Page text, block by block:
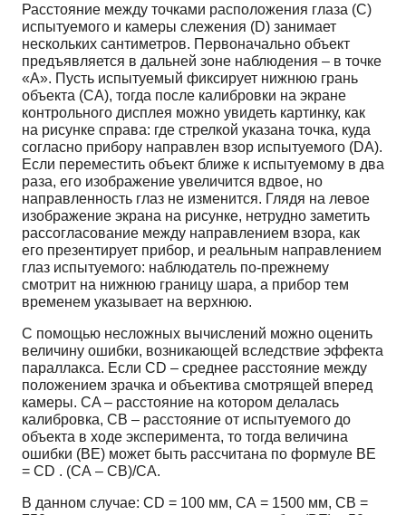
Расстояние между точками расположения глаза (С)
испытуемого и камеры слежения (D) занимает
нескольких сантиметров. Первоначально объект
предъявляется в дальней зоне наблюдения – в точке
«А». Пусть испытуемый фиксирует нижнюю грань
объекта (СА), тогда после калибровки на экране
контрольного дисплея можно увидеть картинку, как
на рисунке справа: где стрелкой указана точка, куда
согласно прибору направлен взор испытуемого (DA).
Если переместить объект ближе к испытуемому в два
раза, его изображение увеличится вдвое, но
направленность глаз не изменится. Глядя на левое
изображение экрана на рисунке, нетрудно заметить
рассогласование между направлением взора, как
его презентирует прибор, и реальным направлением
глаз испытуемого: наблюдатель по-прежнему
смотрит на нижнюю границу шара, а прибор тем
временем указывает на верхнюю.
С помощью несложных вычислений можно оценить
величину ошибки, возникающей вследствие эффекта
параллакса. Если СD – среднее расстояние между
положением зрачка и объектива смотрящей вперед
камеры. CA – расстояние на котором делалась
калибровка, CВ – расстояние от испытуемого до
объекта в ходе эксперимента, то тогда величина
ошибки (BE) может быть рассчитана по формуле ВЕ
= СD . (СА – СВ)/СА.
В данном случае: СD = 100 мм, СА = 1500 мм, СВ =